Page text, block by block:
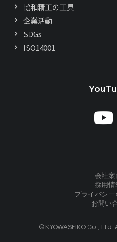
協和精工の工具
企業活動
SDGs
ISO14001
© KYOWASEIKO Co.,
会社案
採用情
プライバシー
お問い